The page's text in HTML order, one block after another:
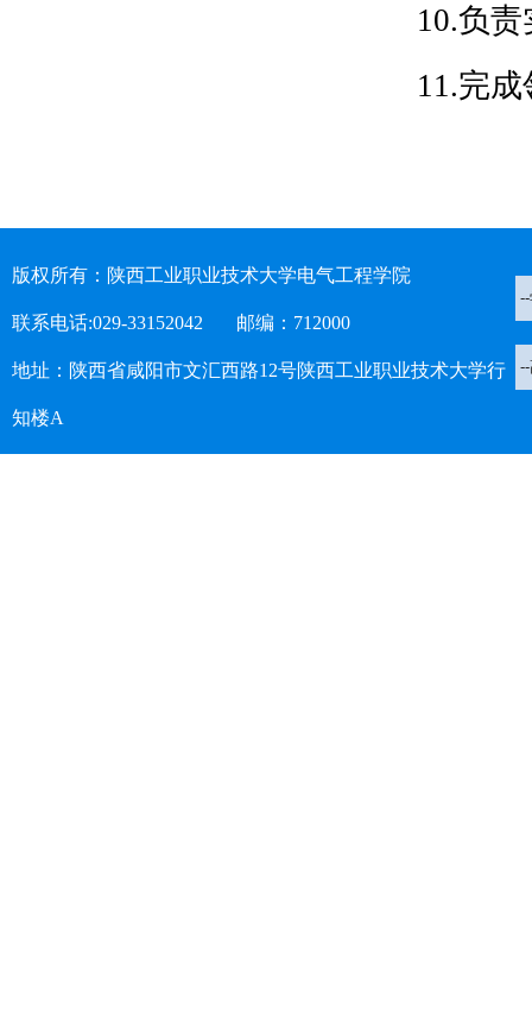
10.负
11.完
版权所有：陕西工业职业技术大学电气工程学院
联系电话:029-33152042 邮编：712000
地址：陕西省咸阳市文汇西路12号陕西工业职业技术大学行
知楼A